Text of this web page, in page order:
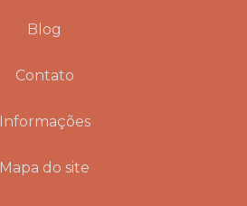
Blog
Contato
Informações
Mapa do site